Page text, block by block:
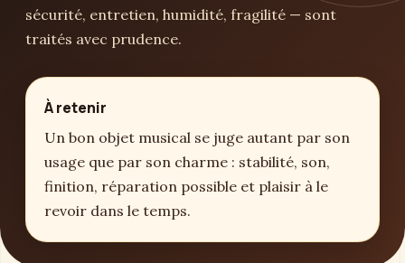
sécurité, entretien, humidité, fragilité — sont
traités avec prudence.
À retenir
Un bon objet musical se juge autant par son
usage que par son charme : stabilité, son,
finition, réparation possible et plaisir à le
revoir dans le temps.